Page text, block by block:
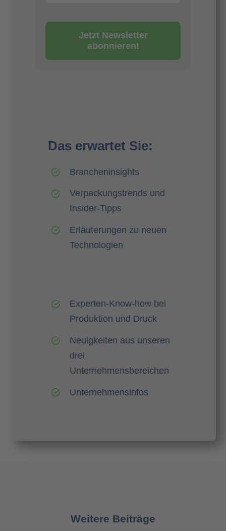
Jetzt Newsletter
abonnieren!
Das erwartet Sie:
Brancheninsights
Verpackungstrends und
Insider-Tipps
Erläuterungen zu neuen
Technologien
Experten-Know-how bei
Produktion und Druck
Neuigkeiten aus unseren
drei
Unternehmensbereichen
Unternehmensinfos
Weitere Beiträge